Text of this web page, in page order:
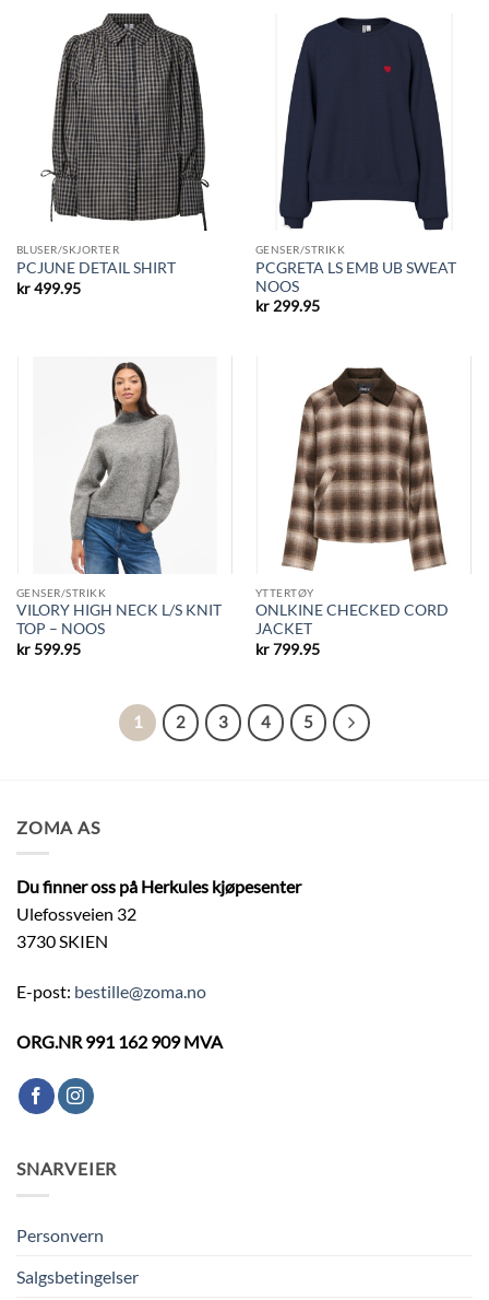
BLUSER/SKJORTER
PCJUNE DETAIL SHIRT
kr499.95
GENSER/STRIKK
PCGRETA LS EMB UB SWEAT
NOOS
kr299.95
GENSER/STRIKK
VILORY HIGH NECK L/S KNIT
TOP – NOOS
kr599.95
YTTERTØY
ONLKINE CHECKED CORD
JACKET
kr799.95
1 2 3 4 5
ZOMA AS
Du finner oss på Herkules kjøpesenter
Ulefossveien 32
3730 SKIEN
E-post: bestille@zoma.no
ORG.NR 991 162 909 MVA
SNARVEIER
Personvern
Salgsbetingelser